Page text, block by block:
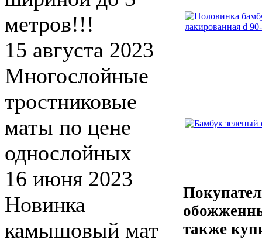
метров!!!
15 августа 2023
Многослойные
тростниковые
маты по цене
однослойных
16 июня 2023
Новинка
камышовый мат
также